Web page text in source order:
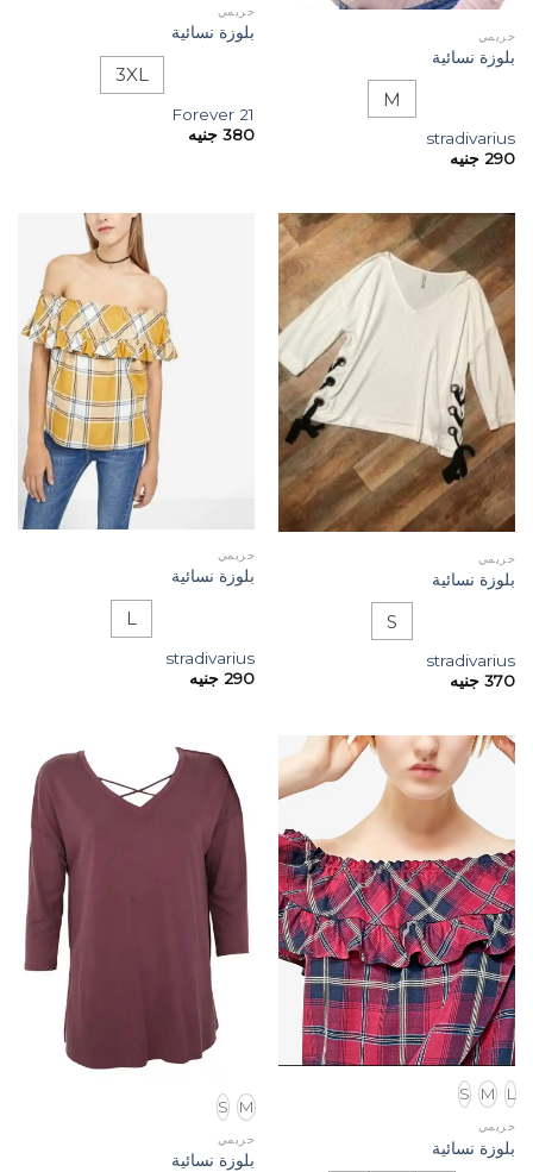
حريمي
بلوزة نسائية
M
stradivarius
290 جنيه
حريمي
بلوزة نسائية
3XL
Forever 21
380 جنيه
حريمي
بلوزة نسائية
S
stradivarius
370 جنيه
حريمي
بلوزة نسائية
L
stradivarius
290 جنيه
L
M
S
حريمي
بلوزة نسائية
M
S
حريمي
بلوزة نسائية